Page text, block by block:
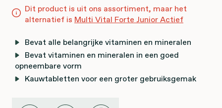
Dit product is uit ons assortiment, maar het
alternatief is Multi Vital Forte Junior Actief
Bevat alle belangrijke vitaminen en mineralen
Bevat vitaminen en mineralen in een goed
opneembare vorm
Kauwtabletten voor een groter gebruiksgemak